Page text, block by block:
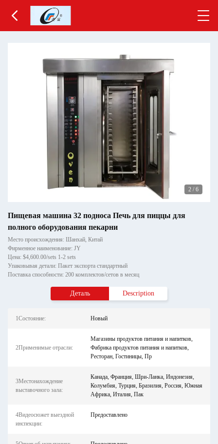
2 / 6
Пищевая машина 32 подноса Печь для пиццы для
полного оборудования пекарни
Место происхождения: Шанхай, Китай
Фирменное наименование: JY
Цена: $4,600.00/sets 1-2 sets
Упаковывая детали: Пакет экспорта стандартный
Поставка способности: 200 комплектов/сетов в месяц
Деталь Description
1Состояние: Новый
2Применимые отрасли:
Магазины продуктов питания и напитков,
Фабрика продуктов питания и напитков,
Ресторан, Гостиницы, Пр
3Местонахождение
выставочного зала:
Канада, Франция, Шри-Ланка, Индонезия,
Колумбия, Турция, Бразилия, Россия, Южная
Африка, Италия, Пак
4Видеосюжет выездной
инспекции:
Предоставлено